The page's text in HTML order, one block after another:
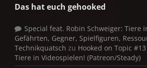
Das hat euch gehooked
Special feat. Robin Schweiger: Tiere
Gefährten, Gegner, Spielfiguren,
Technikquatsch zu Hooked on Topic
Tiere in Videospielen! (Patreon/Steady)